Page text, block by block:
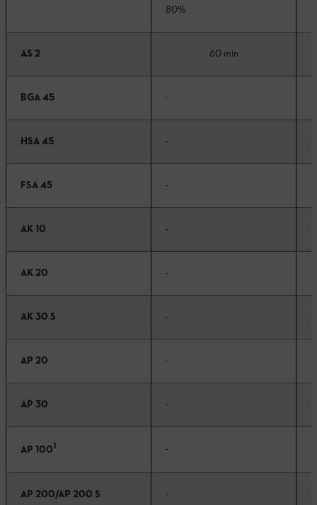
80%
AS 2 60 min
BGA 45 -
HSA 45 -
FSA 45 -
AK 10 -
AK 20 -
AK 30 S -
AP 20 -
AP 30 -
AP 1001 -
AP 200/AP 200 S -